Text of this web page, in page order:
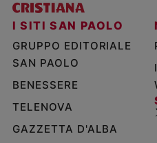
I SITI SAN PAOLO
GRUPPO EDITORIALE
SAN PAOLO
BENESSERE
TELENOVA
GAZZETTA D'ALBA